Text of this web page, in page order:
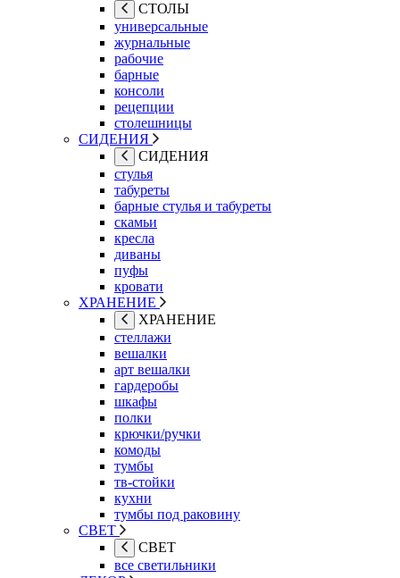
СТОЛЫ
универсальные
журнальные
рабочие
барные
консоли
рецепции
столешницы
СИДЕНИЯ
СИДЕНИЯ
стулья
табуреты
барные стулья и табуреты
скамьи
кресла
диваны
пуфы
кровати
ХРАНЕНИЕ
ХРАНЕНИЕ
стеллажи
вешалки
арт вешалки
гардеробы
шкафы
полки
крючки/ручки
комоды
тумбы
тв-стойки
кухни
тумбы под раковину
СВЕТ
СВЕТ
все светильники